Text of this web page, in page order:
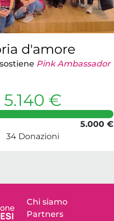
d'amore
Pink Ambassador
5.140 €
5.000 €
34 Donazioni
Chi siamo
Partners